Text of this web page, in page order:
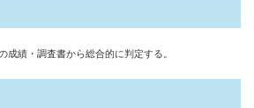
成績・調査書から総合的に判定する。